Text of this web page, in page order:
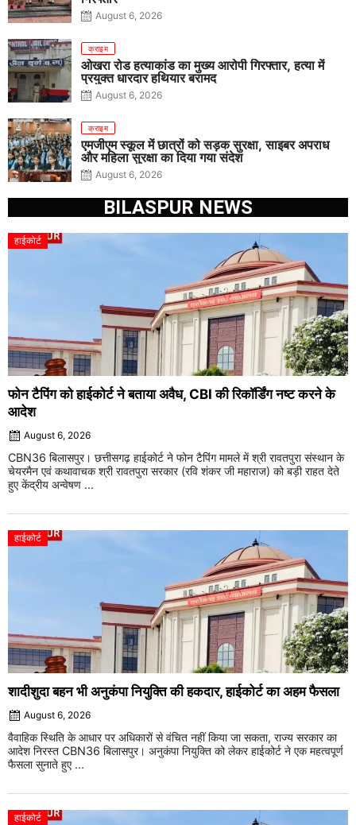
August 6, 2026
क्राइम
ओखरा रोड हत्याकांड का मुख्य आरोपी गिरफ्तार, हत्या में
प्रयुक्त धारदार हथियार बरामद
August 6, 2026
क्राइम
एमजीएम स्कूल में छात्रों को सड़क सुरक्षा, साइबर अपराध
और महिला सुरक्षा का दिया गया संदेश
August 6, 2026
BILASPUR NEWS
हाईकोर्ट
फोन टैपिंग को हाईकोर्ट ने बताया अवैध, CBI की रिकॉर्डिंग नष्ट करने के
आदेश
August 6, 2026
CBN36 बिलासपुर। छत्तीसगढ़ हाईकोर्ट ने फोन टैपिंग मामले में श्री रावतपुरा संस्थान के
चेयरमैन एवं कथावाचक श्री रावतपुरा सरकार (रवि शंकर जी महाराज) को बड़ी राहत देते
हुए केंद्रीय अन्वेषण ...
हाईकोर्ट
शादीशुदा बहन भी अनुकंपा नियुक्ति की हकदार, हाईकोर्ट का अहम फैसला
August 6, 2026
वैवाहिक स्थिति के आधार पर अधिकारों से वंचित नहीं किया जा सकता, राज्य सरकार का
आदेश निरस्त CBN36 बिलासपुर। अनुकंपा नियुक्ति को लेकर हाईकोर्ट ने एक महत्वपूर्ण
फैसला सुनाते हुए ...
हाईकोर्ट